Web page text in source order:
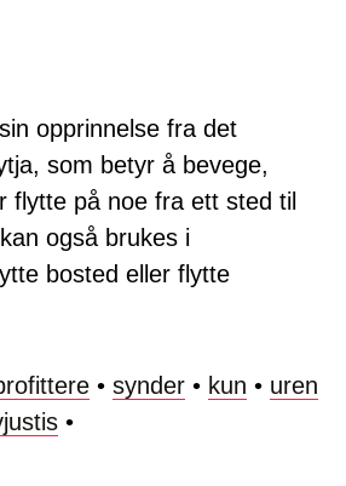
opprinnelse fra det
som betyr å bevege,
flytte på noe fra ett sted til
også brukes i
bosted eller flytte
• synder • kun • uren
•